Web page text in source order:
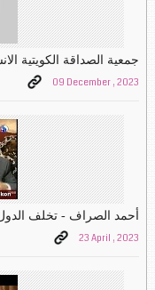
جمعية الصداقة الكويتية
09 December , 2023
أحمد الصراف - تخلف الدول
23 April , 2023